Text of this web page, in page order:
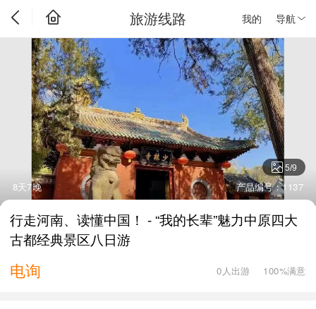
我的 导航
旅游线路
5/9
8天7晚 产品编号：1137
行走河南、读懂中国！ - “我的长辈”魅力中原四大
古都经典景区八日游
电询 0人出游 100%满意